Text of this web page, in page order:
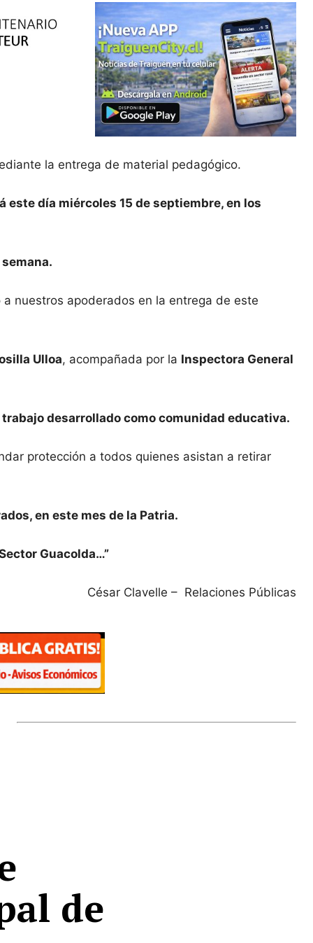
la entrega de material pedagógico.
día miércoles 15 de septiembre, en los
nuestros apoderados en la entrega de este
Ulloa, acompañada por la Inspectora General
desarrollado como comunidad educativa.
protección a todos quienes asistan a retirar
en este mes de la Patria.
Guacolda…”
César Clavelle – Relaciones Públicas